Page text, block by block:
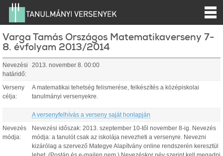
Varga Tamás Országos Matematikaverseny 7-
8. évfolyam 2013/2014
Nevezési
határidő:
2013. november 8. 00:00
Verseny
célja:
A matematikai tehetség felismerése, felkészítés a középiskolai
tanulmányi versenyekre.
A versenyfelhívás a verseny saját honlapján
Nevezés
módja:
Nevezési időszak: 2013. szeptember 10-től november 8-ig. Nevezés
módja: a tanulót csak az iskolája nevezheti a versenyre. Nevezni
kizárólag a szervező Mategye Alapítvány online rendszerén keresztül